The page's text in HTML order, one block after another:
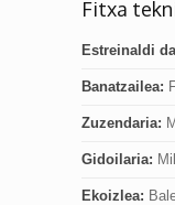
Fitxa
Estreinaldi
Banatzailea:
Zuzendaria:
Gidoilaria:
Ekoizlea: